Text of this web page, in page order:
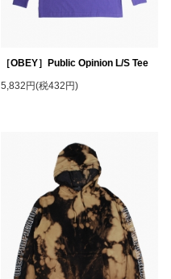
［OBEY］Public Opinion L/S Tee
5,832円(税432円)